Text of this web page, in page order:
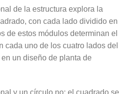
de la estructura explora la
con cada lado dividido en
de estos módulos determinan el
cada uno de los cuatro lados del
un diseño de planta de
y un círculo no: el cuadrado se